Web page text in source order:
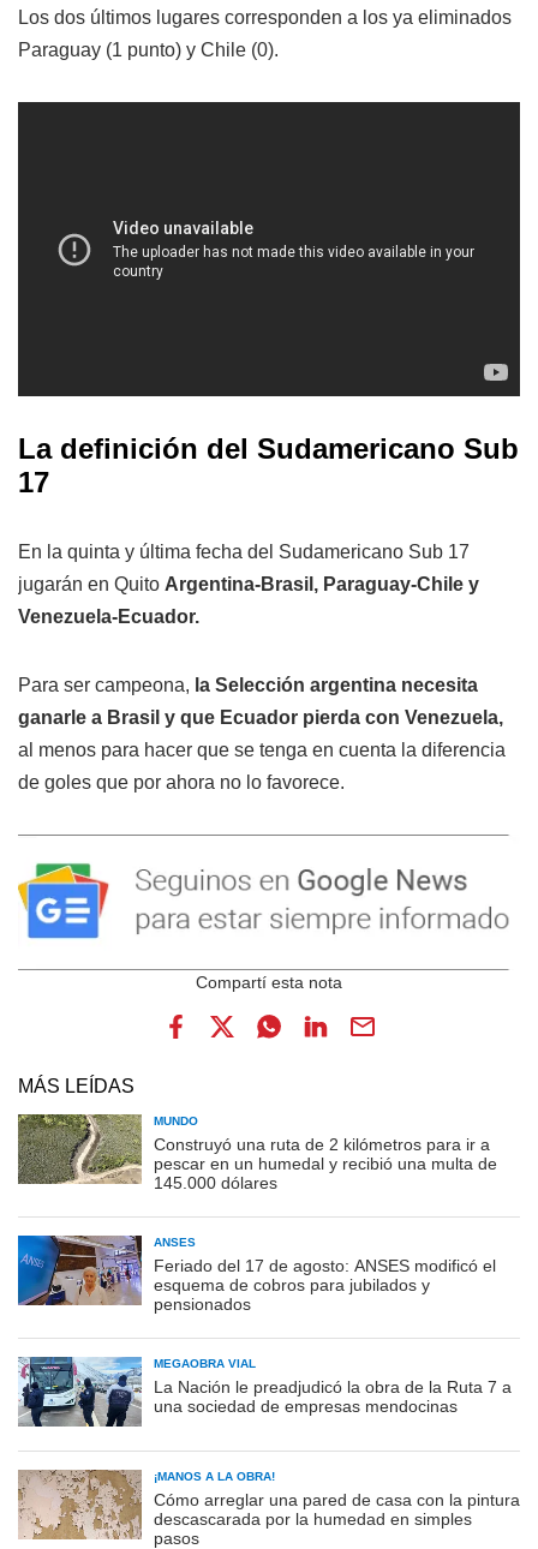
Los dos últimos lugares corresponden a los ya eliminados
Paraguay (1 punto) y Chile (0).
La definición del Sudamericano Sub
17
En la quinta y última fecha del Sudamericano Sub 17
jugarán en Quito Argentina-Brasil, Paraguay-Chile y
Venezuela-Ecuador.
Para ser campeona, la Selección argentina necesita
ganarle a Brasil y que Ecuador pierda con Venezuela,
al menos para hacer que se tenga en cuenta la diferencia
de goles que por ahora no lo favorece.
MÁS LEÍDAS
MUNDO
Construyó una ruta de 2 kilómetros para ir a
pescar en un humedal y recibió una multa de
145.000 dólares
ANSES
Feriado del 17 de agosto: ANSES modificó el
esquema de cobros para jubilados y
pensionados
MEGAOBRA VIAL
La Nación le preadjudicó la obra de la Ruta 7 a
una sociedad de empresas mendocinas
¡MANOS A LA OBRA!
Cómo arreglar una pared de casa con la pintura
descascarada por la humedad en simples
pasos